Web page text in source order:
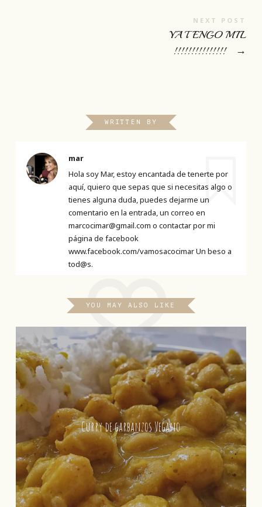
NEXT POST
YA TENGO MIL
!!!!!!!!!!!!!!!
→
WRITTEN BY
mar
Hola soy Mar, estoy encantada de tenerte por
aquí, quiero que sepas que si necesitas algo o
tienes alguna duda, puedes dejarme un
comentario en la entrada, un correo en
marcocimar@gmail.com o contactar por mi
página de facebook
www.facebook.com/vamosacocimar Un beso a
tod@s.
YOU MAY ALSO LIKE
Curry de garbanzos Vegano